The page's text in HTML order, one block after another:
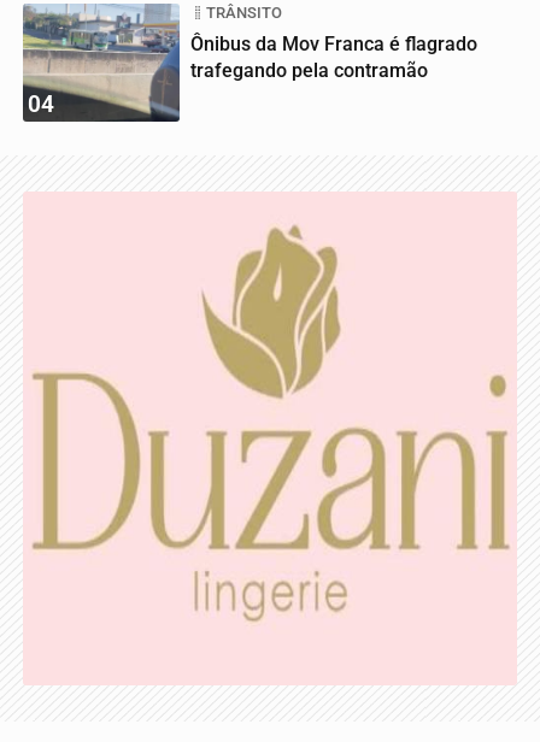
04
TRÂNSITO
Ônibus da Mov Franca é flagrado
trafegando pela contramão